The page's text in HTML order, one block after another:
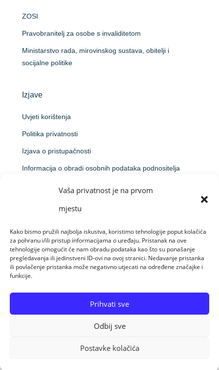
Vaša privatnost je na prvom
mjestu
Kako bismo pružili najbolja iskustva, koristimo tehnologije poput kolačića
za pohranu i/ili pristup informacijama o uređaju. Pristanak na ove
tehnologije omogućit će nam obradu podataka kao što su ponašanje
pregledavanja ili jedinstveni ID-ovi na ovoj stranici. Nedavanje pristanka
ili povlačenje pristanka može negativno utjecati na određene značajke i
funkcije.
Prihvati sve
Odbij sve
Postavke kolačića
ZOSI
Pravobranitelj za osobe s invaliditetom
Ministarstvo rada, mirovinskog sustava, obitelji i
socijalne politike
Izjave
Uvjeti korištenja
Politika privatnosti
Izjava o pristupačnosti
Informacija o obradi osobnih podataka podnositelja
Obavijest o obradi putem videonadzora
Made by Raido Solutions &CroArt Studio